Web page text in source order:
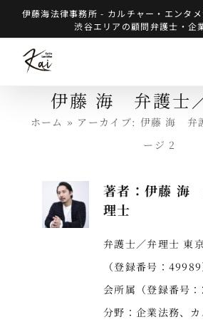
Skip
content
伊藤海法律事務所 - カルチャー・エンタ
渋谷エリアの顧問弁護士・企
伊藤 海 弁護士
ホーム » アーカイブ: 伊藤 海 弁
ージ 2
著者： 伊藤 海
理士
弁護士／弁理士 東
（登録番号：
会所属（登録番号
分野：企業法務、